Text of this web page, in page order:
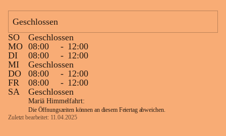
Geschlossen
SO
Geschlossen
MO 08:00 - 12:00
DI
08:00 - 12:00
MI
Geschlossen
DO
08:00 - 12:00
FR
08:00 - 12:00
SA
Geschlossen
Mariä Himmelfahrt:
Die Öffnungszeiten können an diesem Feiertag abweichen.
Zuletzt bearbeitet: 11.04.2025